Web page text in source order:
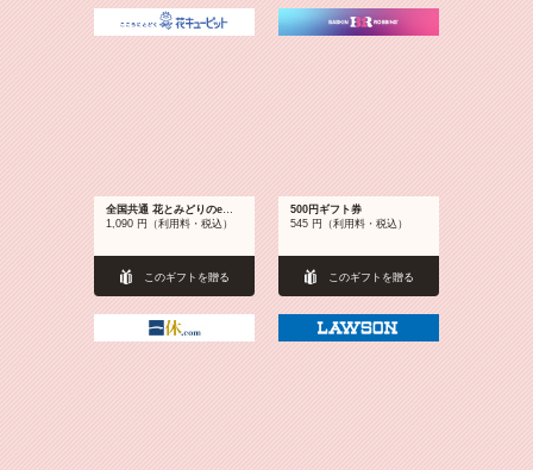
全国共通 花とみどりのeチケット 1,000円
1,090 円（利用料・税込）
このギフトを贈る
500円ギフト券
545 円（利用料・税込）
このギフトを贈る